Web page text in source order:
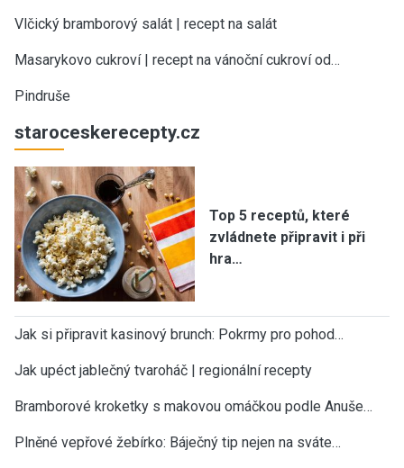
Vlčický bramborový salát | recept na salát
Masarykovo cukroví | recept na vánoční cukroví od…
Pindruše
staroceskerecepty.cz
Top 5 receptů, které
zvládnete připravit i při
hra…
Jak si připravit kasinový brunch: Pokrmy pro pohod…
Jak upéct jablečný tvaroháč | regionální recepty
Bramborové kroketky s makovou omáčkou podle Anuše…
Plněné vepřové žebírko: Báječný tip nejen na sváte…